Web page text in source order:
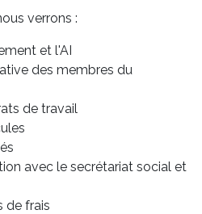
verrons :
et l'AI
des membres du
de travail
avec le secrétariat social et
de frais